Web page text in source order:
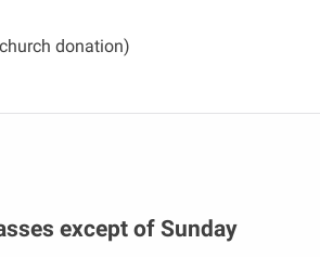
donation)
except of Sunday